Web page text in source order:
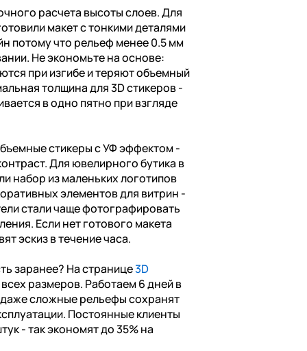
расчета высоты слоев. Для
макет с тонкими деталями
потому что рельеф менее 0.5 мм
Не экономьте на основе:
при изгибе и теряют объемный
толщина для 3D стикеров -
в одно пятно при взгляде
стикеры с УФ эффектом -
Для ювелирного бутика в
набор из маленьких логотипов
элементов для витрин -
стали чаще фотографировать
Если нет готового макета
эскиз в течение часа.
заранее? На странице3D
размеров. Работаем 6 дней в
сложные рельефы сохранят
Постоянные клиенты
- так экономят до 35% на